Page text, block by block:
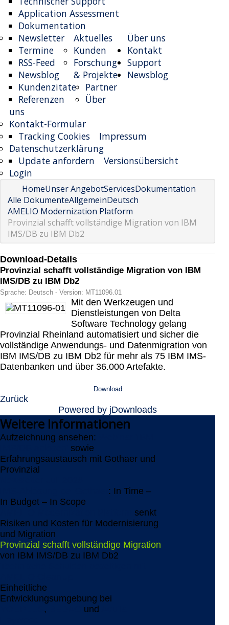
Application Assessment
Dokumentation
Über uns
Aktuelles
Newsletter
Termine
RSS-Feed
Newsblog
Kunden
Kundenzitate
Referenzen
Forschung
& Projekte
Partner
Über
uns
Kontakt
Kontakt-Formular
Impressum
Tracking Cookies
Datenschutzerklärung
Support
Versionsübersicht
Update anfordern
Login
Newsblog
HomeUnser AngebotServicesDokumentation
Alle DokumenteAllgemeinDeutsch
AMELIO Modernization Platform
Provinzial schafft vollständige Migration von IBM
IMS/DB zu IBM Db2
Download-Details
Provinzial schafft vollständige Migration von IBM
IMS/DB zu IBM Db2
Sprache: Deutsch - Version: MT11096.01
Mit den Werkzeugen und
Dienstleistungen von Delta
Software Technology gelang
Provinzial Rheinland automatisiert und sicher die
vollständige Anwendungs- und Datenmigration von
IBM IMS/DB zu IBM Db2 für mehr als 75 IBM IMS-
Datenbanken und über 36.000 Artefakte.
Download
Zurück
Powered by jDownloads
Weitere Informationen
Aufzeichnung ansehen:
sowie
Erfahrungsaustausch mit Gothaer und
Provinzial
: In Time –
In Budget – In Scope
senkt
Risiken und Kosten für Modernisierung
und Migration
Provinzial schafft vollständige Migration
von IBM IMS/DB zu IBM Db2
Einheitliche
Entwicklungsumgebung bei
, und